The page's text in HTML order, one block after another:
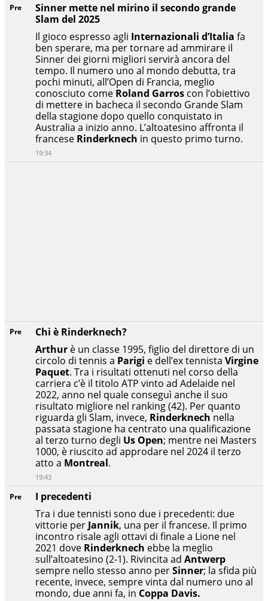
Pre
I precedenti
Tra i due tennisti sono due i precedenti: due
vittorie per Jannik, una per il francese. Il primo
incontro risale agli ottavi di finale a Lione nel
2021 dove Rinderknech ebbe la meglio
sull’altoatesino (2-1). Rivincita ad Antwerp
sempre nello stesso anno perSinner; la sfida più
recente, invece, sempre vinta dal numero uno al
mondo, due anni fa, in Coppa Davis.
Pre
Chi è Rinderknech?
Arthur è un classe 1995, figlio del direttore di un
circolo di tennis a Parigi e dell’ex tennista Virgine
Paquet. Tra i risultati ottenuti nel corso della
carriera c’è il titolo ATP vinto ad Adelaide nel
2022, anno nel quale conseguì anche il suo
risultato migliore nel ranking (42). Per quanto
riguarda gli Slam, invece, Rinderknech nella
passata stagione ha centrato una qualificazione
al terzo turno degli Us Open; mentre nei Masters
1000, è riuscito ad approdare nel 2024 il terzo
atto a Montreal.
19:43
Pre
Sinner mette nel mirino il secondo grande
Slam del 2025
Il gioco espresso agli Internazionali d’Italia fa
ben sperare, ma per tornare ad ammirare il
Sinner dei giorni migliori servirà ancora del
tempo. Il numero uno al mondo debutta, tra
pochi minuti, all’Open di Francia, meglio
conosciuto come Roland Garros con l’obiettivo
di mettere in bacheca il secondo Grande Slam
della stagione dopo quello conquistato in
Australia a inizio anno. L’altoatesino affronta il
francese Rinderknech in questo primo turno.
19:34